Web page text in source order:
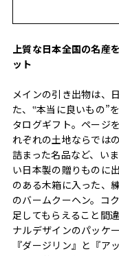
上質な日本全国の名産
ット
メインの引き出物は、
た、‟本当に良いもの”
タログギフト。ページ
れぞれの土地ならでは
詰まった名品など、い
い日本製の贈りものに
のある木箱に入った、
のバームクーヘン。コ
足してもらえること間
ナルデザインのパッケ
『ダージリン』と『ア